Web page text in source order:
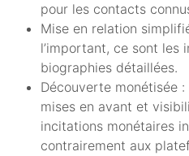
pour les contacts
Mise en relation
l’important, ce sont les
biographies détaillées.
Découverte monétisée
mises en avant et
incitations monétaires
contrairement aux